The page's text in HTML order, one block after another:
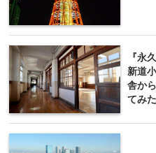
『永
新道
舎か
てみた